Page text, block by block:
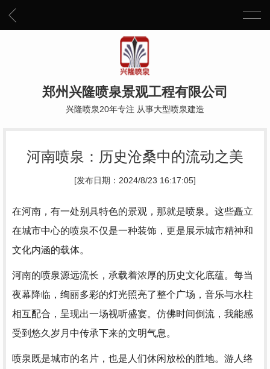
郑州兴隆喷泉景观工程有限公司
兴隆喷泉20年专注 从事大型喷泉建造
河南喷泉：历史沧桑中的流动之美
[发布日期：2024/8/23 16:17:05]
在河南，有一处别具特色的景观，那就是喷泉。这些矗立
在城市中心的喷泉不仅是一种装饰，更是展示城市精神和
文化内涵的载体。
河南的喷泉源远流长，承载着浓厚的历史文化底蕴。每当
夜幕降临，绚丽多彩的灯光照亮了整个广场，音乐与水柱
相互配合，呈现出一场视听盛宴。仿佛时间倒流，我能感
受到悠久岁月中传承下来的文明气息。
喷泉既是城市的名片，也是人们休闲放松的胜地。游人络